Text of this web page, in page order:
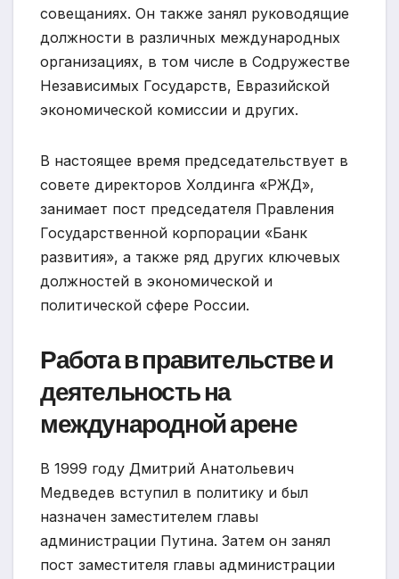
совещаниях. Он также занял руководящие
должности в различных международных
организациях, в том числе в Содружестве
Независимых Государств, Евразийской
экономической комиссии и других.
В настоящее время председательствует в
совете директоров Холдинга «РЖД»,
занимает пост председателя Правления
Государственной корпорации «Банк
развития», а также ряд других ключевых
должностей в экономической и
политической сфере России.
Работа в правительстве и
деятельность на
международной арене
В 1999 году Дмитрий Анатольевич
Медведев вступил в политику и был
назначен заместителем главы
администрации Путина. Затем он занял
пост заместителя главы администрации